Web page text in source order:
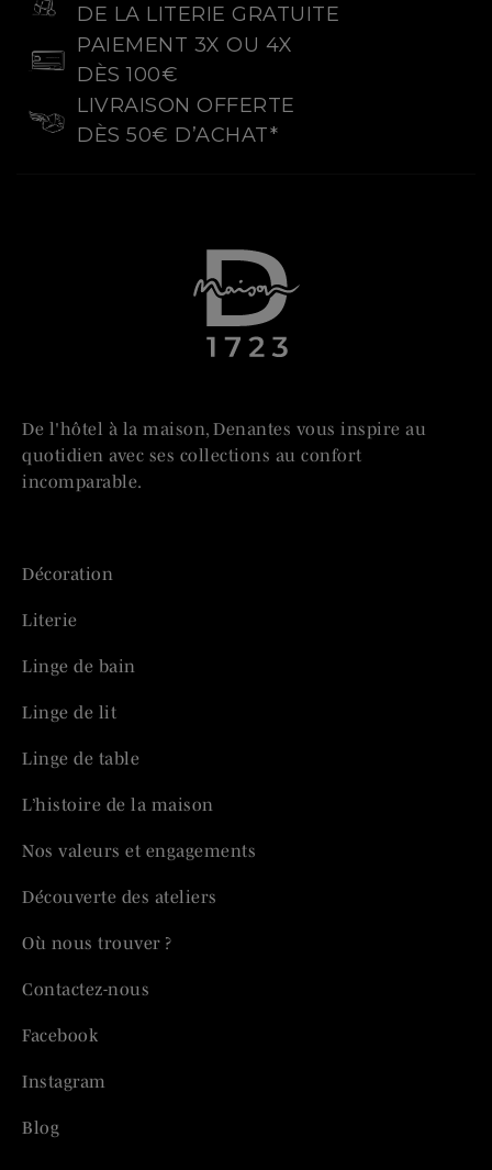
DE LA LITERIE GRATUITE
PAIEMENT 3X OU 4X
DÈS 100€
LIVRAISON OFFERTE
DÈS 50€ D’ACHAT*
De l'hôtel à la maison, Denantes vous inspire au
quotidien avec ses collections au confort
incomparable.
Décoration
Literie
Linge de bain
Linge de lit
Linge de table
L’histoire de la maison
Nos valeurs et engagements
Découverte des ateliers
Où nous trouver ?
Contactez-nous
Facebook
Instagram
Blog